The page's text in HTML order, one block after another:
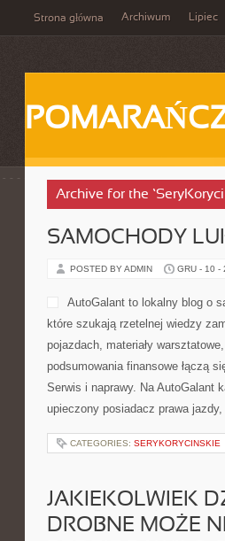
Strona główna Archiwum Lipiec
Archive for the
SAMOCHODY
POSTED BY ADMIN GRU - 10 -
AutoGalant to lokalny blog o
które szukają rzetelnej wiedzy
pojazdach, materiały
podsumowania finansowe łączą
Serwis i naprawy. Na AutoGalant
upieczony posiadacz prawa
CATEGORIES: SERYKORYCINSKIE
JAKIEKOLWIEK
DROBNE MOŻE